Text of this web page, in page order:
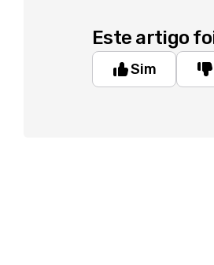
Este artigo
Sim